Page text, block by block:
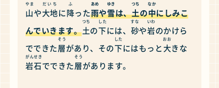
山
やま
や大地
だいち
に降
ふ
った雨
あめ
や雪
ゆき
は、土
つち
の中
なか
にしみこ
んでいきます。土
つち
の下
した
には、 砂
すな
や岩
いわ
のかけら
でできた層
そう
があり、その下
した
にはもっと 大
おお
きな
岩石
がんせき
でできた層
そう
があります。